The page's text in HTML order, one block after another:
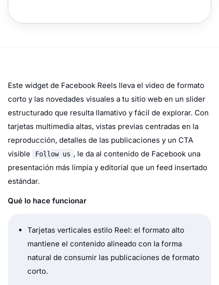
Este widget de Facebook Reels lleva el video de formato
corto y las novedades visuales a tu sitio web en un slider
estructurado que resulta llamativo y fácil de explorar. Con
tarjetas multimedia altas, vistas previas centradas en la
reproducción, detalles de las publicaciones y un CTA
visible
Follow us , le da al contenido de Facebook una
presentación más limpia y editorial que un feed insertado
estándar.
Qué lo hace funcionar
Tarjetas verticales estilo Reel: el formato alto
mantiene el contenido alineado con la forma
natural de consumir las publicaciones de formato
corto.